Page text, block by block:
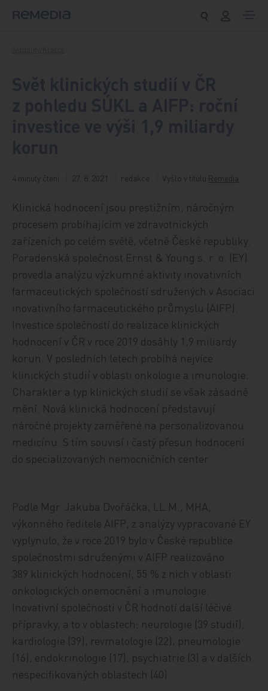
4 minuty čtení 27. 8. 2021 redakce Vyšlo v titulu Remedia
Klinická hodnocení jsou prestižním, náročným
procesem probíhajícím ve zdravotnických
zařízeních po celém světě, včetně České republiky.
Poradenská společnost Ernst & Young s. r. o. (EY)
provedla analýzu výzkumné aktivity inovativních
farmaceutických společností sdružených v Asociaci
inovativního farmaceutického průmyslu (AIFP).
Investice společností do realizace klinických
hodnocení v ČR v roce 2019 dosáhly 1,9 miliardy
korun. V posledních letech probíhá nejvíce
klinických studií v oblasti onkologie a imunologie.
Charakter a typ klinických studií se však zásadně
mění. Nová klinická hodnocení představují
náročné projekty zaměřené na personalizovanou
medicínu. S tím souvisí i častý přesun hodnocení
do specializovaných nemocničních center.
Podle Mgr. Jakuba Dvořáčka, LL.M., MHA,
výkonného ředitele AIFP, z analýzy vypracované EY
vyplynulo, že v roce 2019 bylo v České republice
společnostmi sdruženými v AIFP realizováno
389 klinických hodnocení, 55 % z nich v oblasti
onkologických onemocnění a imunologie.
Inovativní společnosti v ČR hodnotí další léčivé
přípravky, a to v oblastech: neurologie (39 studií),
kardiologie (39), revmatologie (22), pneumologie
(16), endokrinologie (17), psychiatrie (3) a v dalších
nespecifikovaných oblastech (40).